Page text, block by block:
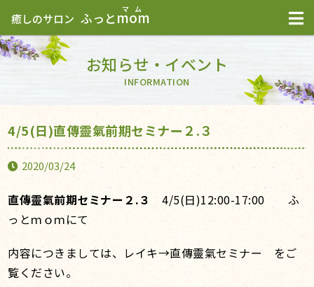
癒しのサロン ふっとmom
お知らせ・イベント
INFORMATION
4/5(日)直傳靈氣前期セミナー２.３
2020/03/24
直傳靈氣前期セミナー２.３4/5(日)12:00-17:00 ふ
っとｍｏｍにて
内容につきましては、レイキ→直傳靈氣セミナー をご
覧ください。